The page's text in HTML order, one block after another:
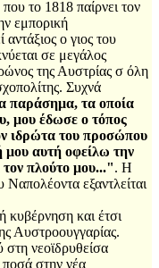
το 1818 παίρνει τον
εμπορική
ο γιος του
σε μεγάλος
της Αυστρίας σ όλη
Συχνά
παράσημα, τα οποία
μου έδωσε ο τόπος
ιδρώτα του προσώπου
αυτή οφείλω την
πλούτο μου...". Η
εξαντλείται
κυβέρνηση και έτσι
Αυστροουγγαρίας.
νεοϊδρυθείσα
ποσά στην νέα